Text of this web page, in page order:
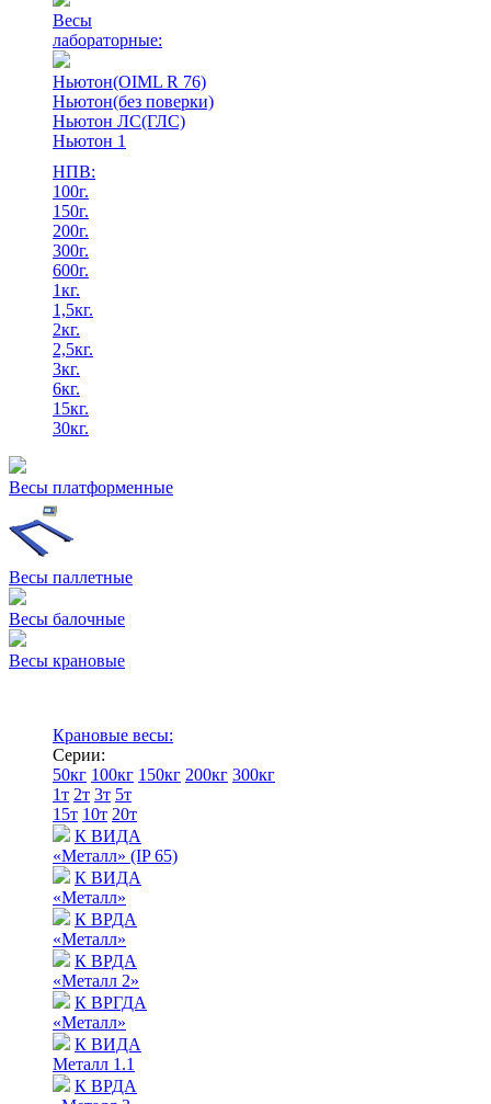
Весы
лабораторные:
Ньютон(OIML R 76)
Ньютон(без поверки)
Ньютон ЛС(ГЛС)
Ньютон 1
НПВ:
100г.
150г.
200г.
300г.
600г.
1кг.
1,5кг.
2кг.
2,5кг.
3кг.
6кг.
15кг.
30кг.
Весы платформенные
Весы паллетные
Весы балочные
Весы крановые
Крановые весы:
Серии:
50кг 100кг 150кг 200кг 300кг
1т 2т 3т 5т
15т 10т 20т
К ВИДА
«Металл» (IP 65)
К ВИДА
«Металл»
К ВРДА
«Металл»
К ВРДА
«Металл 2»
К ВРГДА
«Металл»
К ВИДА
Металл 1.1
К ВРДА